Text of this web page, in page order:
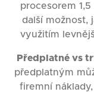
procesorem
další možnost,
využitím
Předplatné vs
předplatným
firemní